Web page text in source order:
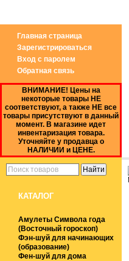
Главная страница
Зарегистрироваться
Вход с паролем
Обратная связь
ВНИМАНИЕ! Цены на
некоторые товары НЕ
соответствуют, а также НЕ все
товары присутствуют в данный
момент. В магазине идет
инвентаризация товара.
Уточняйте у продавца о
НАЛИЧИИ и ЦЕНЕ.
КАТАЛОГ
Амулеты Символа года
(Восточный гороскоп)
Фэн-шуй для начинающих
(образование)
Фен-шуй для дома